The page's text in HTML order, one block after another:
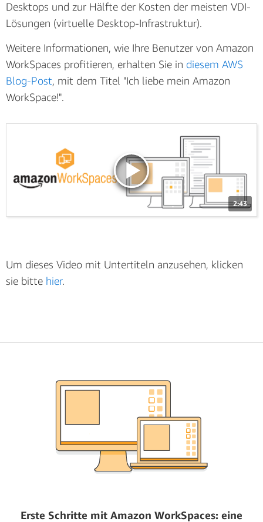
Desktops und zur Hälfte der Kosten der meisten VDI-
Lösungen (virtuelle Desktop-Infrastruktur).
Weitere Informationen, wie Ihre Benutzer von Amazon
WorkSpaces profitieren, erhalten Sie in diesem AWS
Blog-Post, mit dem Titel "Ich liebe mein Amazon
WorkSpace!".
2:43
Um dieses Video mit Untertiteln anzusehen, klicken
sie bitte hier.
Erste Schritte mit Amazon WorkSpaces: eine